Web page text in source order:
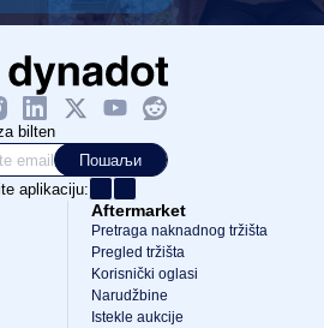
bilten
Пошаљи
aplikaciju:
Aftermarket
Pretraga naknadnog tržišta
Pregled tržišta
Korisnički oglasi
Narudžbine
Istekle aukcije